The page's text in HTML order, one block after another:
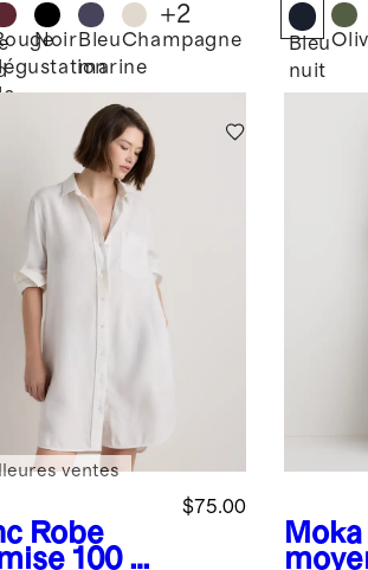
Noir Bleu
marine
Champagne
+2
Bleu
nuit
Robe
100 %
$75.00
ventes